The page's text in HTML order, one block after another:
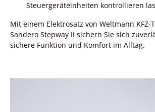
Steuergeräteinheiten kontrollieren
Mit einem Elektrosatz von Weltmann KFZ-
Sandero Stepway II sichern Sie sich
sichere Funktion und Komfort im Alltag.